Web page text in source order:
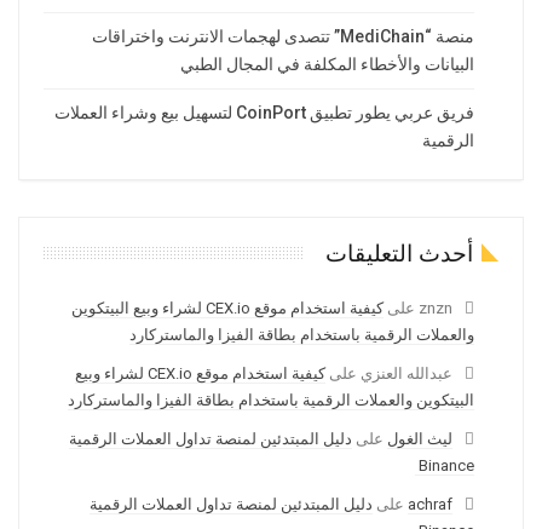
منصة “MediChain” تتصدى لهجمات الانترنت واختراقات
البيانات والأخطاء المكلفة في المجال الطبي
فريق عربي يطور تطبيق CoinPort لتسهيل بيع وشراء العملات
الرقمية
أحدث التعليقات
znzn على
كيفية استخدام موقع CEX.io لشراء وبيع البيتكوين
والعملات الرقمية باستخدام بطاقة الفيزا والماستركارد
عبدالله العنزي على
كيفية استخدام موقع CEX.io لشراء وبيع
البيتكوين والعملات الرقمية باستخدام بطاقة الفيزا والماستركارد
ليث الغول على دليل المبتدئين لمنصة تداول العملات الرقمية
Binance
achraf على دليل المبتدئين لمنصة تداول العملات الرقمية